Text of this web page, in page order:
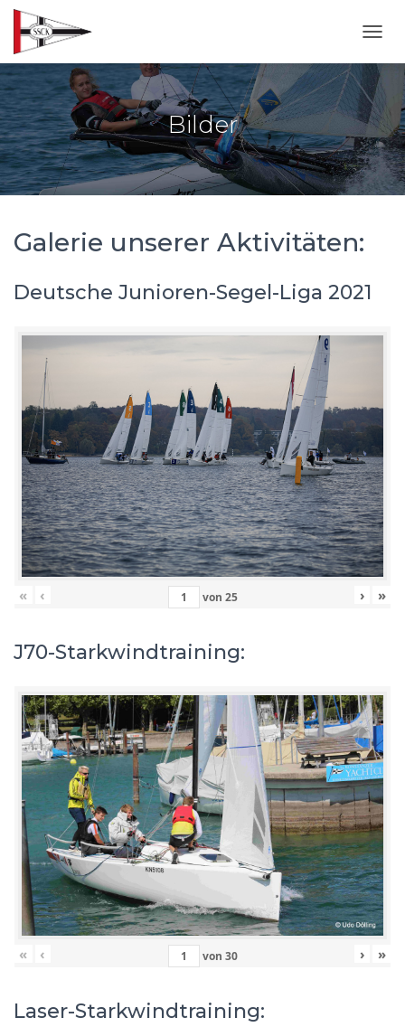
Bilder
Galerie unserer Aktivitäten:
Deutsche Junioren-Segel-Liga 2021
« ‹ von 25 › »
J70-Starkwindtraining:
« ‹ von 30 › »
Laser-Starkwindtraining: